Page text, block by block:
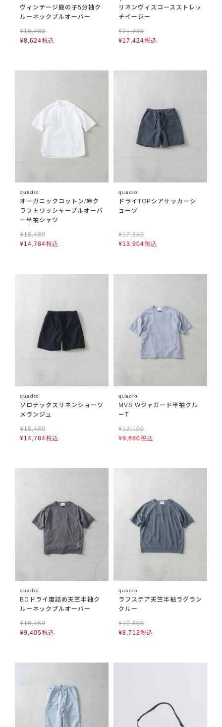
ヴィンテージ鹿の子5分袖ク
ルーネックプルオーバー
¥10,780
¥8,624税込
リネンヴィスコースストレッ
チイージー
¥21,780
¥17,424税込
quadro
オーガニックコットン/麻ク
ラフトワッシャープルオーバ
ー半袖シャツ
¥18,480
¥14,784税込
quadro
ドライTOPシアサッカーシ
ョーツ
¥17,380
¥13,904税込
quadro
ソロテックスリネンショーツ
メランジュ
¥18,480
¥14,784税込
quadro
MVS Wジャガード半袖クル
ーT
¥12,100
¥9,680税込
quadro
BDドライ度詰め天竺半袖ク
ルーネックプルオーバー
¥10,450
¥9,405税込
quadro
ラフステア天竺半袖ラグラン
クルー
¥10,890
¥8,712税込